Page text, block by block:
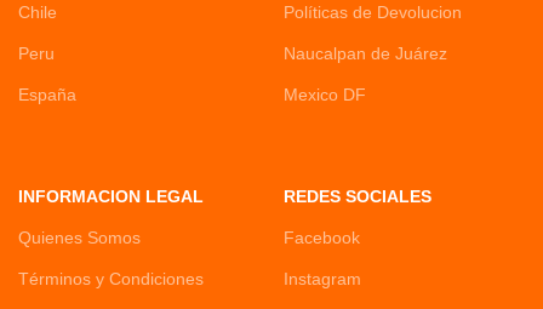
Chile
Peru
España
Políticas de Devolucion
Naucalpan de Juárez
Mexico DF
INFORMACION LEGAL
Quienes Somos
Términos y Condiciones
REDES SOCIALES
Facebook
Instagram